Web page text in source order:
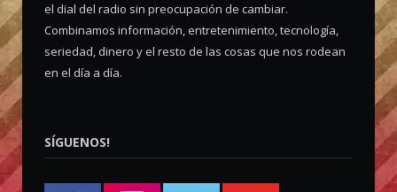
el dial del radio sin preocupación de cambiar.
Combinamos información, entretenimiento, tecnología,
seriedad, dinero y el resto de las cosas que nos rodean
en el día a día.
SÍGUENOS!